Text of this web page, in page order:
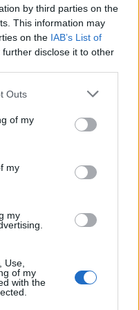
by third parties on the
This information may
on the IAB’s List of
further disclose it to other
Outs
of my
my
my
Use,
of my
with the
de Praia Sénior Feminino
Masculino